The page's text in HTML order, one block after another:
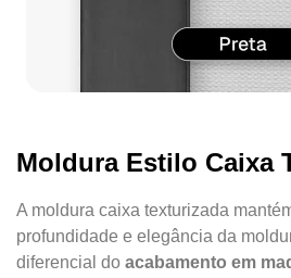
Moldura Estilo Caixa
A moldura caixa texturizada
profundidade e elegância da
diferencial do acabamento em